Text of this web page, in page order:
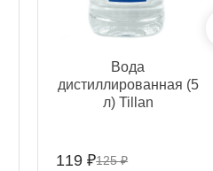
ода
дистиллированная (5
л) Tillan
119 ₽125 ₽